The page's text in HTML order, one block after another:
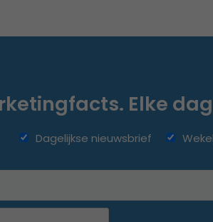
Elke
Dagelijkse nieuwsbrief